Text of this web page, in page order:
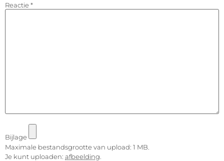
Reactie *
Bijlage
Maximale bestandsgrootte van upload: 1 MB.
Je kunt uploaden: afbeelding